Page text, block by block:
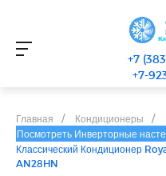
+7
+7-
Главная / Кондиционеры /
Посмотреть Инверторные
Классический Кондиционер
AN28HN